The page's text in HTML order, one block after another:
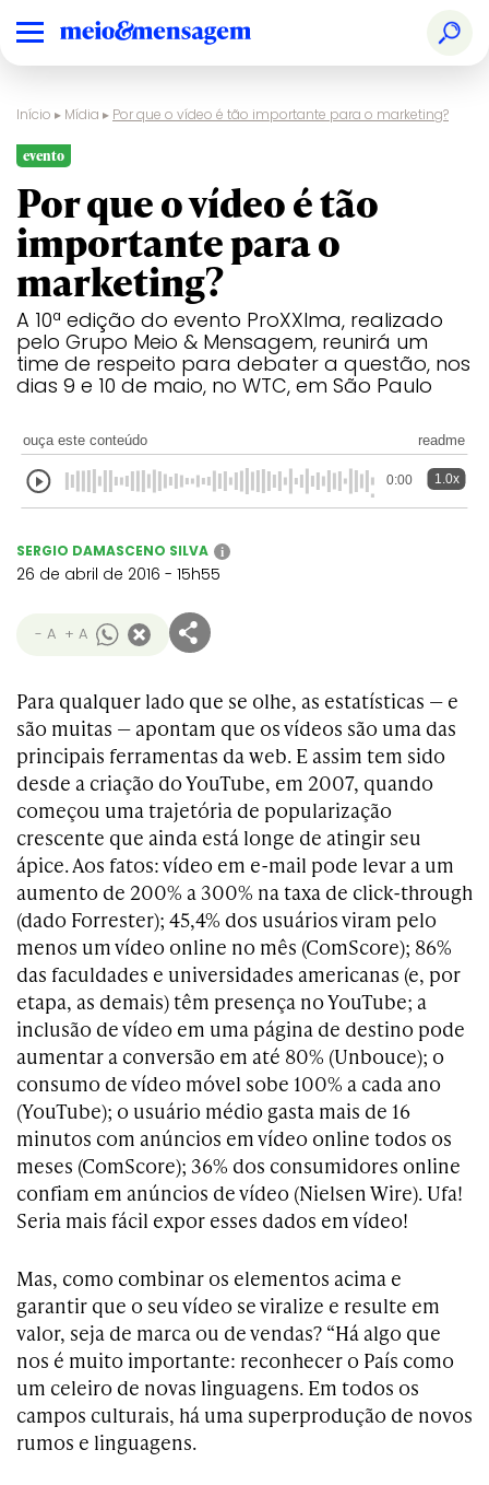
Início ▸ Mídia ▸ Por que o vídeo é tão importante para o marketing?
evento
Por que o vídeo é tão
importante para o
marketing?
A 10ª edição do evento ProXXIma, realizado
pelo Grupo Meio & Mensagem, reunirá um
time de respeito para debater a questão, nos
dias 9 e 10 de maio, no WTC, em São Paulo
ouça este conteúdo readme
0:00 1.0x
SERGIO DAMASCENO SILVA i
26 de abril de 2016 - 15h55
- A + A
Para qualquer lado que se olhe, as estatísticas — e
são muitas — apontam que os vídeos são uma das
principais ferramentas da web. E assim tem sido
desde a criação do YouTube, em 2007, quando
começou uma trajetória de popularização
crescente que ainda está longe de atingir seu
ápice. Aos fatos: vídeo em e-mail pode levar a um
aumento de 200% a 300% na taxa de click-through
(dado Forrester); 45,4% dos usuários viram pelo
menos um vídeo online no mês (ComScore); 86%
das faculdades e universidades americanas (e, por
etapa, as demais) têm presença no YouTube; a
inclusão de vídeo em uma página de destino pode
aumentar a conversão em até 80% (Unbouce); o
consumo de vídeo móvel sobe 100% a cada ano
(YouTube); o usuário médio gasta mais de 16
minutos com anúncios em vídeo online todos os
meses (ComScore); 36% dos consumidores online
confiam em anúncios de vídeo (Nielsen Wire). Ufa!
Seria mais fácil expor esses dados em vídeo!
Mas, como combinar os elementos acima e
garantir que o seu vídeo se viralize e resulte em
valor, seja de marca ou de vendas? “Há algo que
nos é muito importante: reconhecer o País como
um celeiro de novas linguagens. Em todos os
campos culturais, há uma superprodução de novos
rumos e linguagens.